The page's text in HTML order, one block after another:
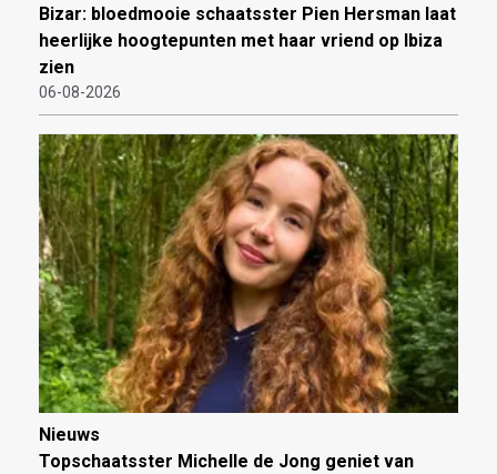
Bizar: bloedmooie schaatsster Pien Hersman laat
heerlijke hoogtepunten met haar vriend op Ibiza
zien
06-08-2026
Nieuws
Topschaatsster Michelle de Jong geniet van